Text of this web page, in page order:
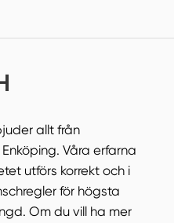
allt från
Våra erfarna
utförs korrekt och i
för högsta
Om du vill ha mer